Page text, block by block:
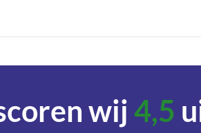
wij4,5